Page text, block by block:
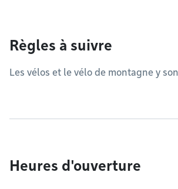
Règles à suivre
Les vélos et le vélo de montagne y
Heures d'ouverture